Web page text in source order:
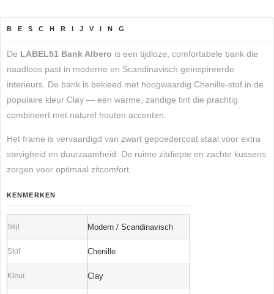
BESCHRIJVING
De LABEL51 Bank Albero is een tijdloze, comfortabele bank die
naadloos past in moderne en Scandinavisch geïnspireerde
interieurs. De bank is bekleed met hoogwaardig Chenille-stof in de
populaire kleur Clay — een warme, zandige tint die prachtig
combineert met naturel houten accenten.
Het frame is vervaardigd van zwart gepoedercoat staal voor extra
stevigheid en duurzaamheid. De ruime zitdiepte en zachte kussens
zorgen voor optimaal zitcomfort.
KENMERKEN
Stijl Modern / Scandinavisch
Stof Chenille
Kleur Clay